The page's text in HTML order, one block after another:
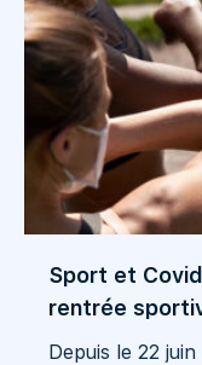
Sport et
rentrée
Depuis le 22